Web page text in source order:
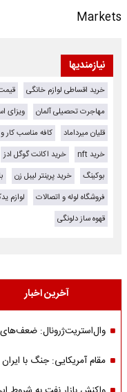
Markets
نیازمندیها
خرید اقساطی لوازم خانگی
مهاجرت تحصیلی آلمان
ویزای
قلیان میرداماد
کافه مناسب کار
خرید nft
خرید اکانت گوگل ادز
بوکینگ
خرید پرینتر لیبل زن
فروشگاه لوله و اتصالات
لوازم
قهوه ساز دلونگی
آخرین اخبار
وال‌استریت‌ژرونال:
مقام آمریکایی: جنگ با